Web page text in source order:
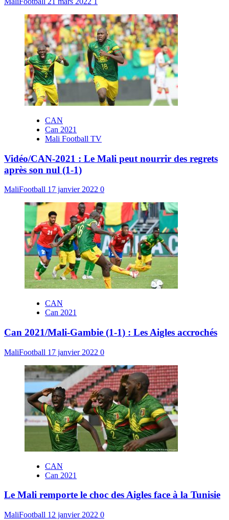
CAN
Can 2021
Mali Football TV
Vidéo/CAN-2021 : Le Mali peut nourrir des regrets
après son nul (1-1)
MaliFootball 17 janvier 2022 0
CAN
Can 2021
Can 2021/Mali-Gambie (1-1) : Les Aigles accrochés
MaliFootball 17 janvier 2022 0
CAN
Can 2021
Le Mali remporte le choc des Aigles face à la Tunisie
MaliFootball 12 janvier 2022 0